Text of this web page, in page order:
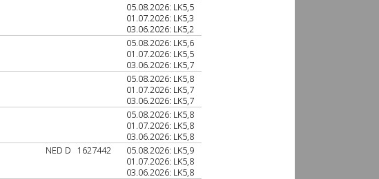
05.08.2026: LK5,5
01.07.2026: LK5,3
03.06.2026: LK5,2
05.08.2026: LK5,6
01.07.2026: LK5,5
03.06.2026: LK5,7
05.08.2026: LK5,8
01.07.2026: LK5,7
03.06.2026: LK5,7
05.08.2026: LK5,8
01.07.2026: LK5,8
03.06.2026: LK5,8
NED D 1627442
05.08.2026: LK5,9
01.07.2026: LK5,8
03.06.2026: LK5,8